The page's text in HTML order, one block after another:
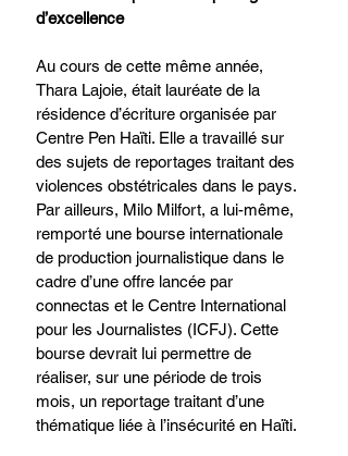
d’excellence
Au cours de cette même année,
Thara Lajoie, était lauréate de la
résidence d’écriture organisée par
Centre Pen Haïti. Elle a travaillé sur
des sujets de reportages traitant des
violences obstétricales dans le pays.
Par ailleurs, Milo Milfort, a lui-même,
remporté une bourse internationale
de production journalistique dans le
cadre d’une offre lancée par
connectas et le Centre International
pour les Journalistes (ICFJ). Cette
bourse devrait lui permettre de
réaliser, sur une période de trois
mois, un reportage traitant d’une
thématique liée à l’insécurité en Haïti.